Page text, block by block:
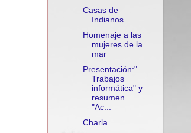
Casas de
Indianos
Homenaje a las
mujeres de la
mar
Presentación:"
Trabajos
informática" y
resumen
"Ac...
Charla